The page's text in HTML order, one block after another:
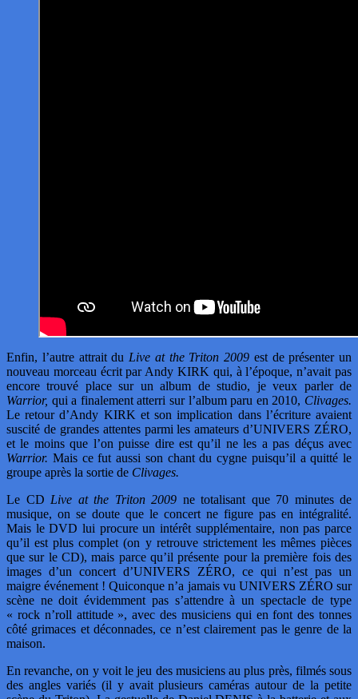
Enfin, l’autre attrait du Live at the Triton 2009 est de présenter un
nouveau morceau écrit par Andy KIRK qui, à l’époque, n’avait pas
encore trouvé place sur un album de studio, je veux parler de
Warrior, qui a finalement atterri sur l’album paru en 2010, Clivages.
Le retour d’Andy KIRK et son implication dans l’écriture avaient
suscité de grandes attentes parmi les amateurs d’UNIVERS ZÉRO,
et le moins que l’on puisse dire est qu’il ne les a pas déçus avec
Warrior. Mais ce fut aussi son chant du cygne puisqu’il a quitté le
groupe après la sortie de Clivages.
Le CD Live at the Triton 2009 ne totalisant que 70 minutes de
musique, on se doute que le concert ne figure pas en intégralité.
Mais le DVD lui procure un intérêt supplémentaire, non pas parce
qu’il est plus complet (on y retrouve strictement les mêmes pièces
que sur le CD), mais parce qu’il présente pour la première fois des
images d’un concert d’UNIVERS ZÉRO, ce qui n’est pas un
maigre événement ! Quiconque n’a jamais vu UNIVERS ZÉRO sur
scène ne doit évidemment pas s’attendre à un spectacle de type
« rock n’roll attitude », avec des musiciens qui en font des tonnes
côté grimaces et déconnades, ce n’est clairement pas le genre de la
maison.
En revanche, on y voit le jeu des musiciens au plus près, filmés sous
des angles variés (il y avait plusieurs caméras autour de la petite